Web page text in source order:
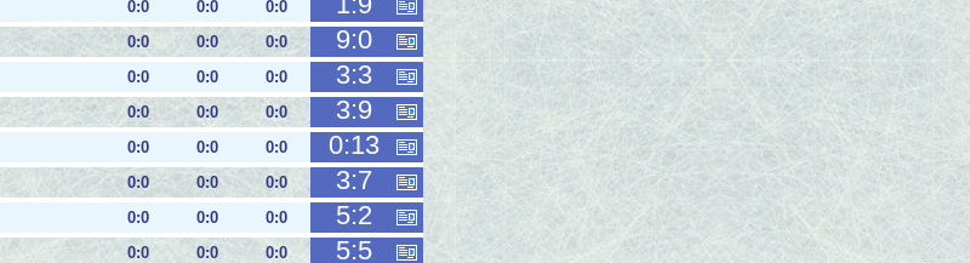
0:0 0:0 0:0
0:0 0:0 0:0 9:0
0:0 0:0 0:0 3:3
0:0 0:0 0:0 3:9
0:0 0:0 0:0 0:13
0:0 0:0 0:0 3:7
0:0 0:0 0:0 5:2
0:0 0:0 0:0 5:5